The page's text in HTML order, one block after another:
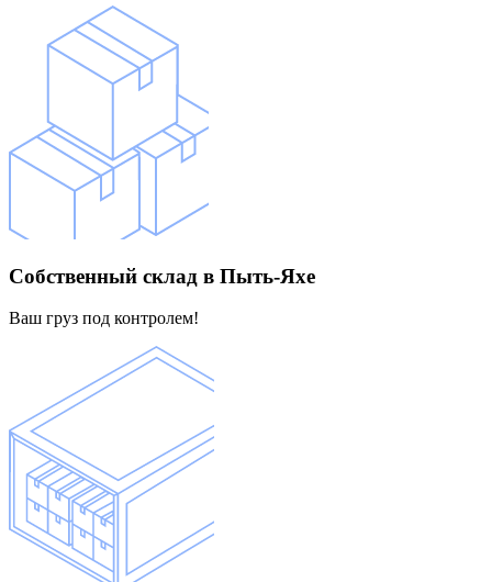
Собственный склад в Пыть-Яхе
Ваш груз под контролем!